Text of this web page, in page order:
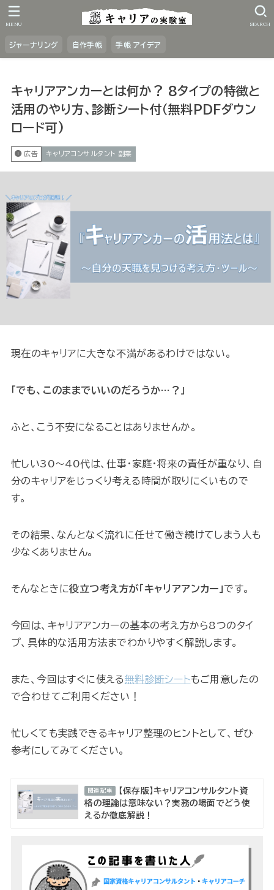
ジャーナリング 自作手帳 手帳 アイデア
SEARCH
MENU
キャリアアンカーとは何か？ 8タイプの特徴と
活用のやり方、診断シート付（無料PDFダウン
ロード可)
広告 キャリアコンサルタント 副業
現在のキャリアに大きな不満があるわけではない。
「でも、このままでいいのだろうか…？」
ふと、こう不安になることはありませんか。
忙しい30〜40代は、仕事・家庭・将来の責任が重なり、自
分のキャリアをじっくり考える時間が取りにくいもので
す。
その結果、なんとなく流れに任せて働き続けてしまう人も
少なくありません。
そんなときに役立つ考え方が「キャリアアンカー」です。
今回は、キャリアアンカーの基本の考え方から8つのタイ
プ、具体的な活用方法までわかりやすく解説します。
また、今回はすぐに使える無料診断シートもご用意したの
で合わせてご利用ください！
忙しくても実践できるキャリア整理のヒントとして、ぜひ
参考にしてみてください。
関連記事
【保存版】キャリアコンサルタント資
格の理論は意味ない？実務の場面でどう使
えるか徹底解説！